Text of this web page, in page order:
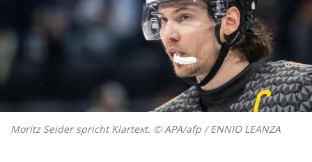
Moritz Seider spricht Klartext. © APA/afp / ENNIO LEANZA